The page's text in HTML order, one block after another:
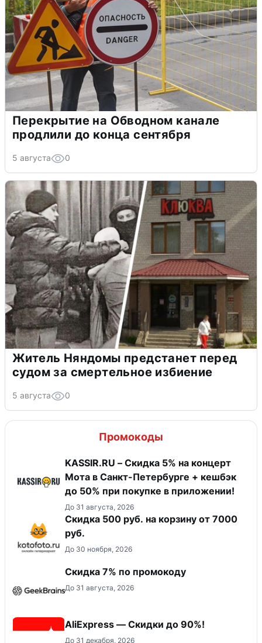
Перекрытие на Обводном канале
продлили до конца сентября
5 августа 0
Житель Няндомы предстанет перед
судом за смертельное избиение
5 августа 0
Промокоды
KASSIR.RU – Скидка 5% на концерт
Мота в Санкт-Петербурге + кешбэк
до 50% при покупке в приложении!
До 31 августа, 2026
Скидка 500 руб. на корзину от 7000
руб.
До 30 ноября, 2026
Скидка 7% по промокоду
До 31 августа, 2026
AliExpress — Скидки до 90%!
До 31 декабря, 2026